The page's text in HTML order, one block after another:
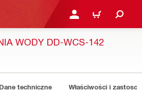
ZALOGUJ SIĘ LUB
KOSZYK
WODY DD-WCS-142
Dane techniczne Właściwości i